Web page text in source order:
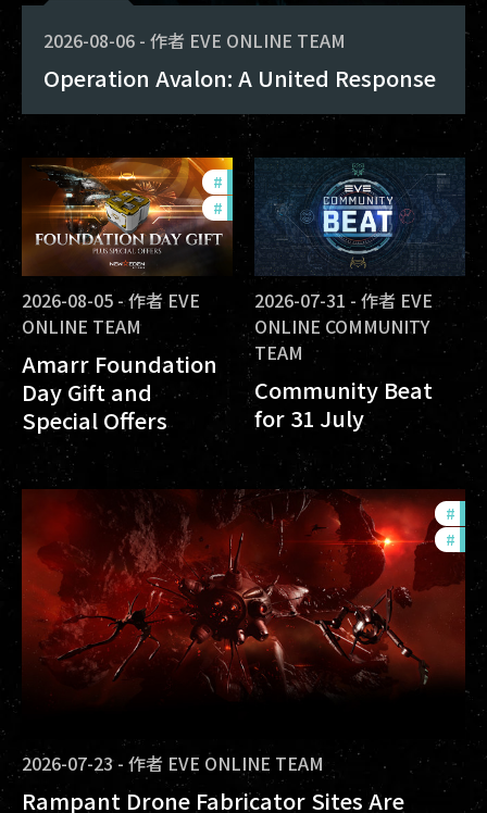
2026-08-06 - 作者 EVE ONLINE TEAM
Operation Avalon: A United Response
# offers
# in-game-events
2026-08-05 -作者 EVE
ONLINE TEAM
Amarr Foundation
Day Gift and
Special Offers
2026-07-31 - 作者 EVE
ONLINE COMMUNITY
TEAM
Community Beat
for 31 July
#
#
2026-07-23 - 作者 EVE ONLINE TEAM
Rampant Drone Fabricator Sites Are